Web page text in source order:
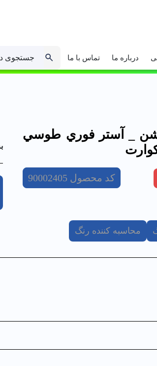
درباره ما تماس با ما جستجوی
_ آستر فوري طوسي
کد محصول 90002405
محاسبه کننده رنگ